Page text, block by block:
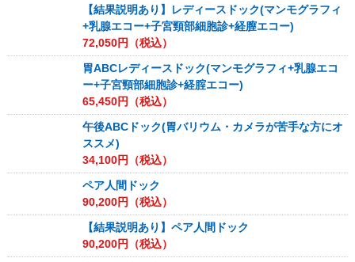
【結果説明あり】レディースドック(マンモグラフィ
+乳腺エコー+子宮頸部細胞診+経膣エコー)
72,050円（税込）
胃ABCレディースドック(マンモグラフィ+乳腺エコ
ー+子宮頸部細胞診+経腟エコー)
65,450円（税込）
午後ABCドック(胃バリウム・カメラが苦手な方にオ
ススメ)
34,100円（税込）
ペア人間ドック
90,200円（税込）
【結果説明あり】ペア人間ドック
90,200円（税込）